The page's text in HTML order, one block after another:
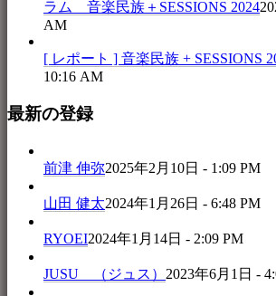
ラム 音楽民族＋SESSIONS 2024
AM
[ レポート ] 音楽民族 + SESSIONS
10:16 AM
最新の登録
前津 伸弥2025年2月10日 - 1:09 PM
山田 健太2024年1月26日 - 6:48 PM
RYOEI2024年1月14日 - 2:09 PM
JUSU （ジュス） 2023年6月1日 -